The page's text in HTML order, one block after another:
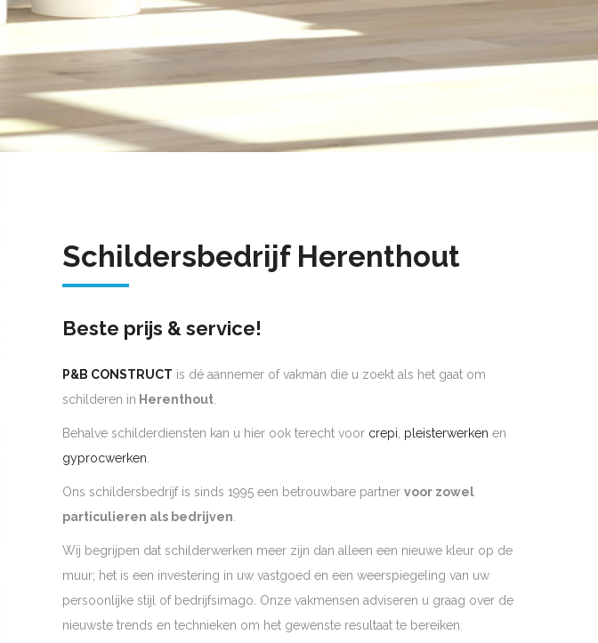
Schildersbedrijf Herenthout
Beste prijs & service!
P&B CONSTRUCT is dé aannemer of vakman die u zoekt als het gaat om
schilderen in Herenthout
Behalve schilderdiensten kan u hier ook terecht voor crepi pleisterwerken en
gyprocwerken
Ons schildersbedrijf is sinds 1995 een betrouwbare partner voor zowel
particulieren als bedrijven
Wij begrijpen dat schilderwerken meer zijn dan alleen een nieuwe kleur op de
muur; het is een investering in uw vastgoed en een weerspiegeling van uw
persoonlijke stijl of bedrijfsimago. Onze vakmensen adviseren u graag over de
nieuwste trends en technieken om het gewenste resultaat te bereiken.